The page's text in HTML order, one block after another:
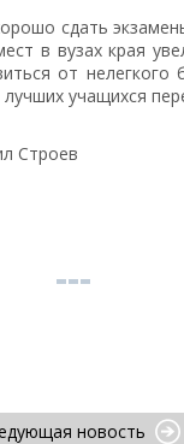
сдать
в вузах края
от
учащихся
Строев
новость